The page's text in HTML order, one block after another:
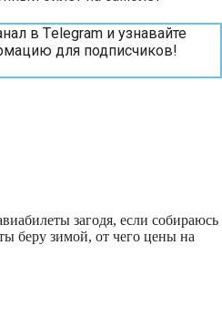
в Тelegram и узнавайте
для подписчиков!
загодя, если собираюсь
беру зимой, от чего цены на